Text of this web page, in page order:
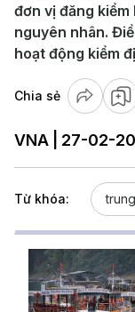
đơn vị đăng
nguyên nhân.
hoạt động kiểm
Chia sẻ
VNA | 27-02-
Từ khóa: